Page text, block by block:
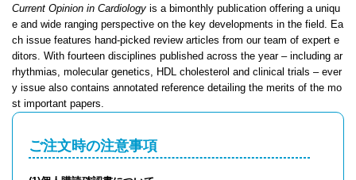
​​​​​​​​​​​Current Opinion in Cardiology is a bimonthly publication offering a uniqu
e and wide ranging perspective on the key developments in the field. Ea
ch issue features hand-picked review articles from our team of expert e
ditors. With fourteen disciplines published across the year – including ar
rhythmias, molecular genetics, HDL cholesterol and clinical trials – ever
y issue also contains annotated reference detailing the merits of the mo
st important papers.
ご注文時の注意事項